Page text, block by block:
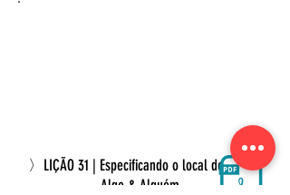
〉LIÇÃO 31 | Especificando o local de
Algo & Alguém